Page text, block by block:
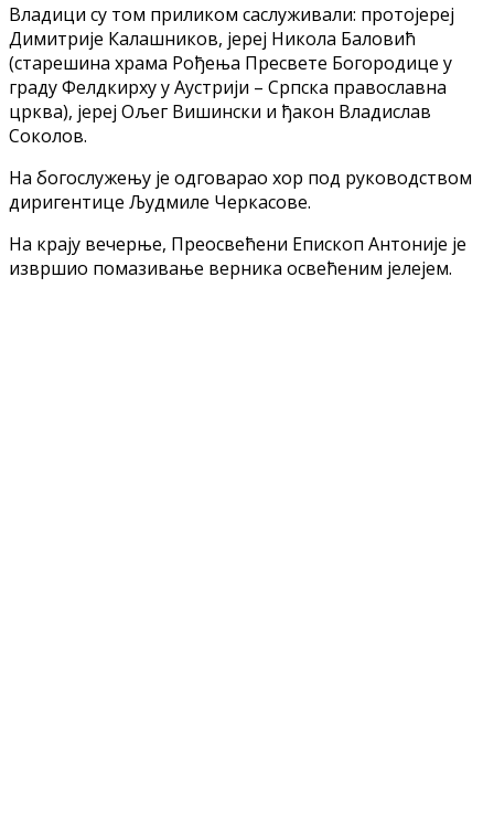
Владици су том приликом саслуживали: протојереј
Димитрије Калашников, јереј Никола Баловић
(старешина храма Рођења Пресвете Богородице у
граду Фелдкирху у Аустрији – Српска православна
црква), јереј Ољег Вишински и ђакон Владислав
Соколов.
На богослужењу је одговарао хор под руководством
диригентице Људмиле Черкасове.
На крају вечерње, Преосвећени Епископ Антоније је
извршио помазивање верника освећеним јелејем.